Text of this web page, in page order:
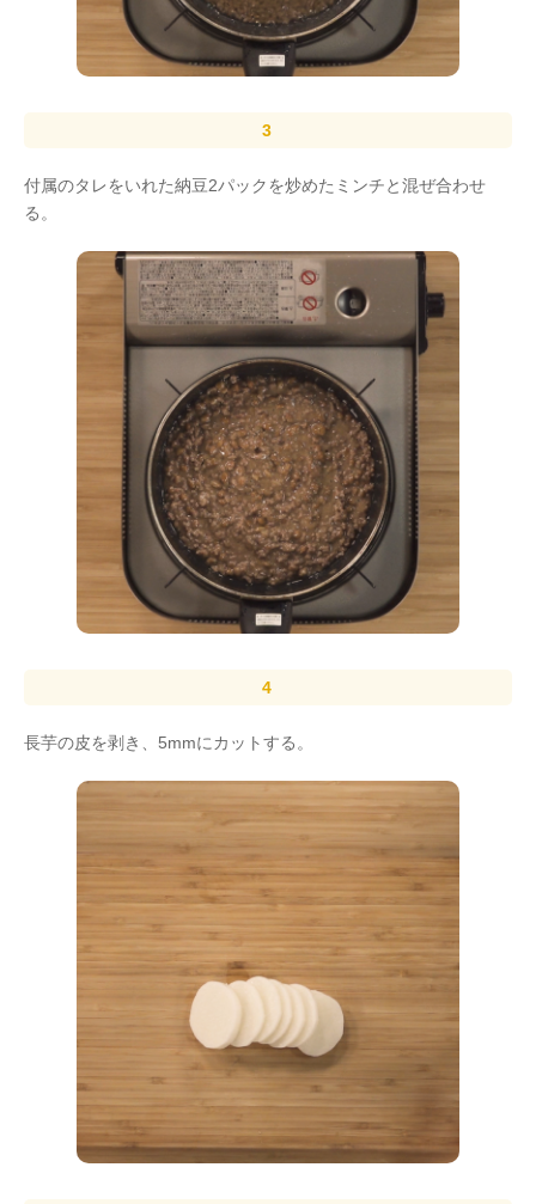
付属のタレをいれた納豆2パックを炒めたミンチと混ぜ合わせ
る。
長芋の皮を剥き、5mmにカットする。